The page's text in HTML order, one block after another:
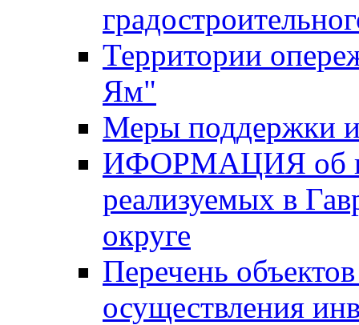
Территории
Ям"
Меры поддержки
ИФОРМАЦИЯ об
реализуемых в
округе
Перечень
осуществления